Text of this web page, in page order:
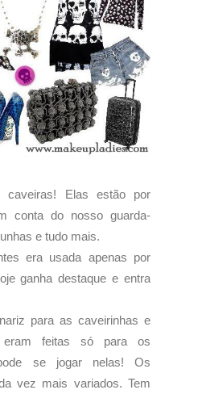
caveiras! Elas estão por
conta do nosso guarda-
e tudo mais.
era usada apenas por
ganha destaque e entra
para as caveirinhas e
feitas só para os
se jogar nelas! Os
vez mais variados. Tem